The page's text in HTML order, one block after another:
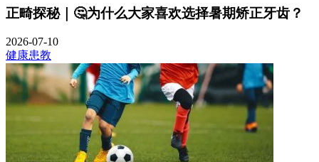
正畸探秘｜🤔为什么大家喜欢选择暑期矫正牙齿？
2026-07-10
健康患教